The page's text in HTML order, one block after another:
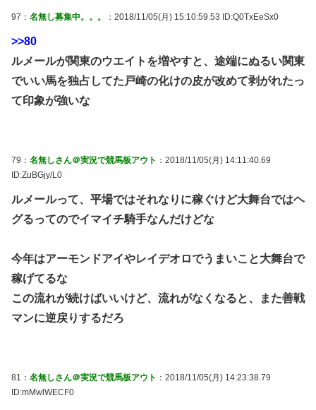
97： 名無し募集中。。。 ：2018/11/05(月) 15:10:59.53 ID:Q0TxEeSx0
>>80
ルメールが関東のウエイトを増やすと、途端にぬるい関東
でいい馬を独占してた戸崎の化けの皮が改めて剥がれたっ
て印象が強いな
79： 名無しさん＠実況で競馬板アウト ：2018/11/05(月) 14:11:40.69
ID:ZuBGjy/L0
ルメールって、平場ではそれなりに稼ぐけど大舞台ではヘ
グるってのでイマイチ騎手なんだけどな
今年はアーモンドアイやレイデオロでうまいこと大舞台で
稼げてるな
この流れが続けばいいけど、流れがなくなると、また善戦
マンに逆戻りするだろ
81： 名無しさん＠実況で競馬板アウト ：2018/11/05(月) 14:23:38.79
ID:mMwlWECF0